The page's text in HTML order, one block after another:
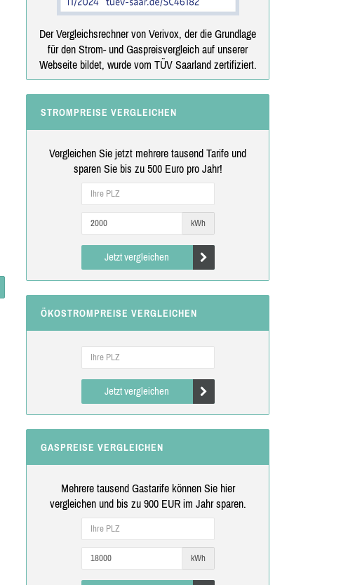
Der Vergleichsrechner von Verivox, der die Grundlage
für den Strom- und Gaspreisvergleich auf unserer
Webseite bildet, wurde vom TÜV Saarland zertifiziert.
STROMPREISE VERGLEICHEN
Vergleichen Sie jetzt mehrere tausend Tarife und
sparen Sie bis zu 500 Euro pro Jahr!
kWh
Jetzt vergleichen
ÖKOSTROMPREISE VERGLEICHEN
Jetzt vergleichen
GASPREISE VERGLEICHEN
Mehrere tausend Gastarife können Sie hier
vergleichen und bis zu 900 EUR im Jahr sparen.
kWh